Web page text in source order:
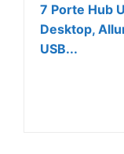
7 Porte Hub
Desktop,
USB...